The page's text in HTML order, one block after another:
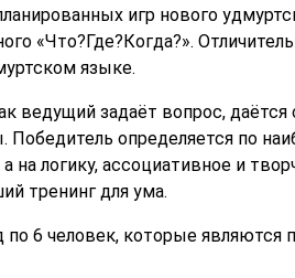
игр нового
«Что?Где?Когда?».
языке.
ведущий задаёт вопрос,
определяется по
на логику, ассоциативное и
тренинг для ума.
6 человек, которые